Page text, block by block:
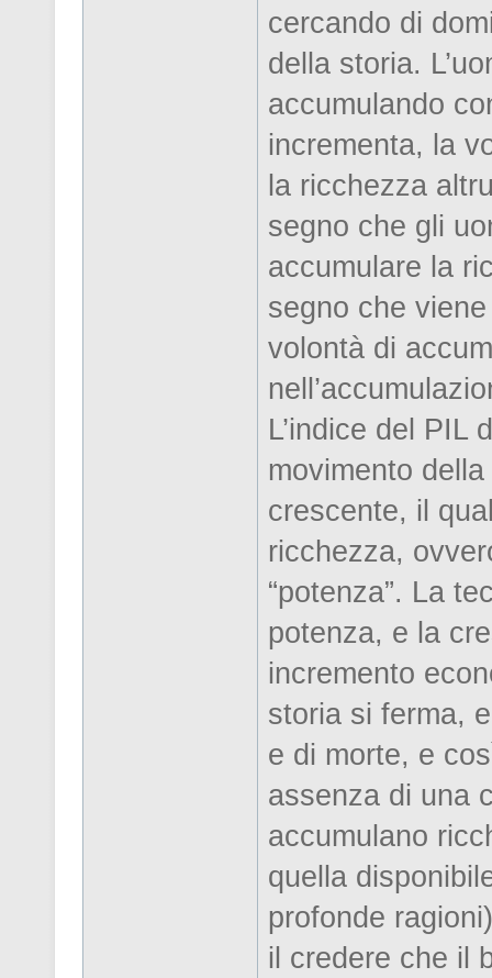
cercando di
della storia.
accumulando
incrementa, la
la ricchezza
segno che gli
accumulare la
segno che
volontà di
L’indice del PIL
movimento
crescente, il
ricchezza,
“potenza”. La
potenza, e la
incremento
storia si ferma,
e di morte, e
assenza di una
accumulano
quella
profonde
il credere che il